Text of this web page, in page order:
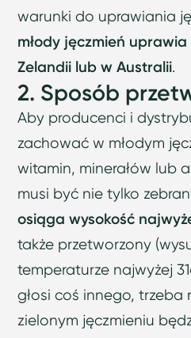
warunki do uprawiania
młody jęczmień
Zelandii lub w Australii.
2. Sposób
Aby producenci i
zachować w młodym
witamin, minerałów lub
musi być nie tylko
osiąga wysokość
także przetworzony
temperaturze najwyżej
głosi coś innego, trzeba
zielonym jęczmieniu